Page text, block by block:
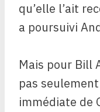
qu’elle l’ait
a poursuivi
Mais pour Bill
pas
immédiate de